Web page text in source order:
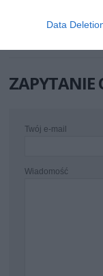
Data
Pomoc
techniczna
ZAPYTANIE
Twój e-mail
Wiadomość